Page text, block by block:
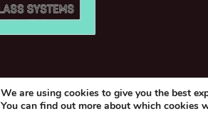
We are using cookies to give you the best
You can find out more about which cookies